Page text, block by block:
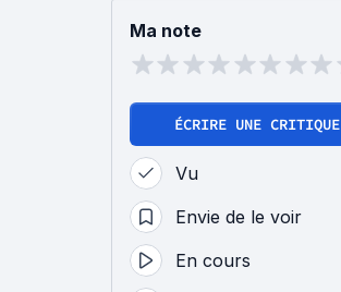
Ma note
ÉCRIRE UNE CRITIQUE
Vu
Envie de le voir
En cours